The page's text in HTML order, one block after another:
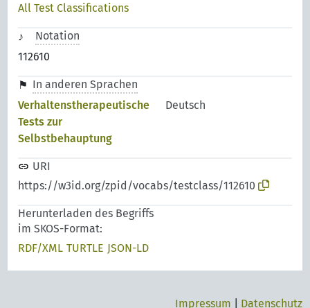
All Test Classifications
Notation
112610
In anderen Sprachen
Verhaltenstherapeutische
Tests zur
Selbstbehauptung
Deutsch
URI
https://w3id.org/zpid/vocabs/testclass/112610
Herunterladen des Begriffs
im SKOS-Format:
RDF/XML TURTLE JSON-LD
Impressum Datenschutz